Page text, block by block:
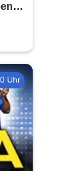
-
Uhr